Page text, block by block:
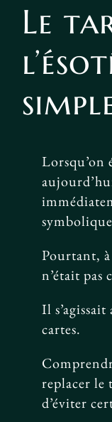
Le
Lorsqu’on
Pourtant,
n’était pas
Il
cartes.
replacer le
d’éviter